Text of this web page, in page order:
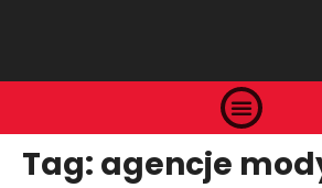
Tag: agencje